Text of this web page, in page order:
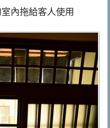
內拖給客人使用